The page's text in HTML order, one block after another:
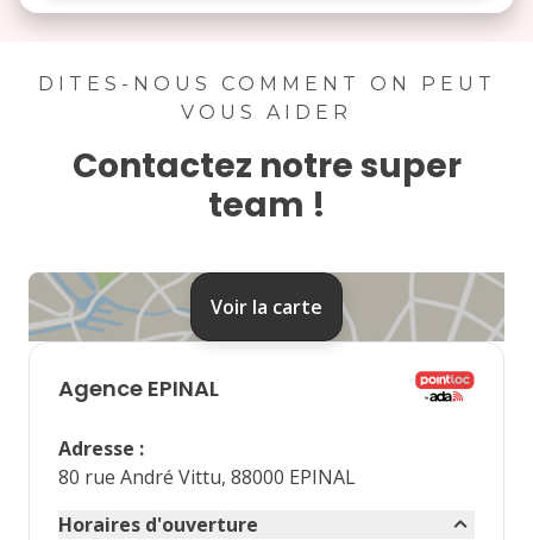
3 4 5 6 7
17 18 19 20
31
septembre 2026
7
14
DITES-NOUS COMMENT ON PEUT
VOUS AIDER
Contactez notre super
team !
Voir la carte
Agence EPINAL
Adresse :
80 rue André Vittu, 88000 EPINAL
Horaires d'ouverture